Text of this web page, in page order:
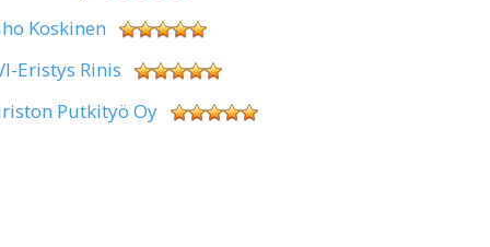
Koskinen
Eristys Rinis
Putkityö Oy